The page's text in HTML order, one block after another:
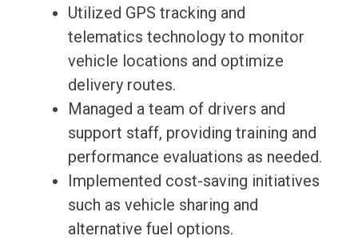
Utilized GPS tracking and
telematics technology to monitor
vehicle locations and optimize
delivery routes.
Managed a team of drivers and
support staff, providing training and
performance evaluations as needed.
Implemented cost-saving initiatives
such as vehicle sharing and
alternative fuel options.